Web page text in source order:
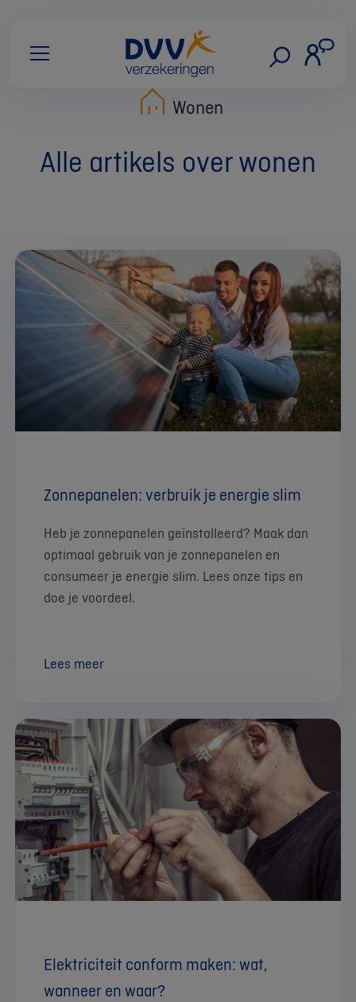
Wonen
Alle artikels over wonen
Zonnepanelen: verbruik je energie slim
Heb je zonnepanelen geïnstalleerd? Maak dan
optimaal gebruik van je zonnepanelen en
consumeer je energie slim. Lees onze tips en
doe je voordeel.
Lees meer
Elektriciteit conform maken: wat,
wanneer en waar?